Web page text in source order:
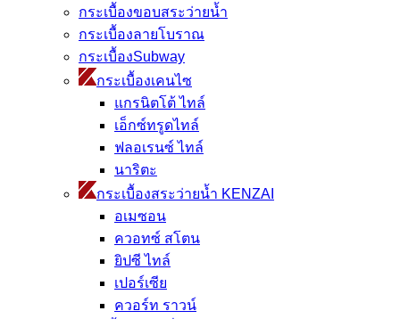
กระเบื้องขอบสระว่ายน้ำ
กระเบื้องลายโบราณ
กระเบื้องSubway
กระเบื้องเคนไซ
แกรนิตโต้ ไทล์
เอ็กซ์ทรูดไทล์
ฟลอเรนซ์ ไทล์
นาริตะ
กระเบื้องสระว่ายน้ำ KENZAI
อเมซอน
ควอทซ์ สโตน
ยิปซี ไทล์
เปอร์เซีย
ควอร์ท ราวน์